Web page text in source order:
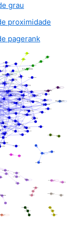
grau
proximidade
pagerank